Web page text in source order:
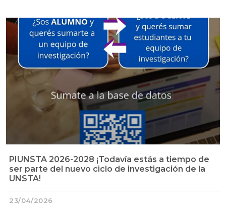
PIUNSTA 2026-2028 ¡Todavía estás a tiempo de
ser parte del nuevo ciclo de investigación de la
UNSTA!
23/04/2026